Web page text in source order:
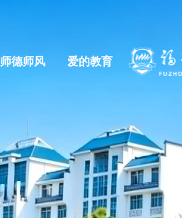
师德师风 爱的教育